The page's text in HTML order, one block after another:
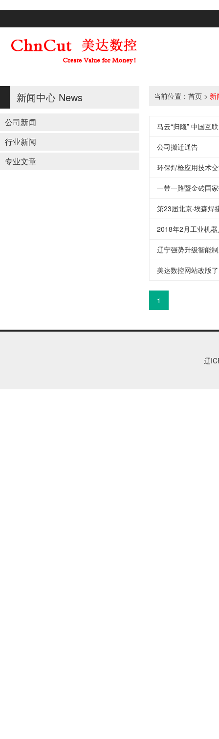
新闻中心 News
公司新闻
行业新闻
专业文章
当前位置： 首页 > 新
马云“归隐” 中国互
公司搬迁通告
环保焊枪应用技术
一带一路暨金砖国
第23届北京·埃森焊
2018年2月工业机
辽宁强势升级智能
美达数控网站改版了
1
辽